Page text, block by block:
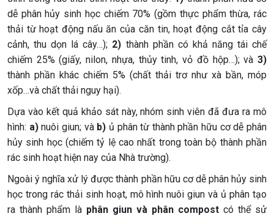
dễ phân hủy sinh học chiếm 70% (gồm thực phẩm thừa, rác
thải từ hoạt động nấu ăn của căn tin, hoạt động cắt tỉa cây
cảnh, thu dọn lá cây…); 2) thành phần có khả năng tái chế
chiếm 25% (giấy, nilon, nhựa, thủy tinh, vỏ đồ hộp…); và 3)
thành phần khác chiếm 5% (chất thải trơ như xà bần, móp
xốp…và chất thải nguy hại).
Dựa vào kết quả khảo sát này, nhóm sinh viên đã đưa ra mô
hình: a)nuôi giun; và b) ủ phân từ thành phần hữu cơ dễ phân
hủy sinh học (chiếm tỷ lệ cao nhất trong toàn bộ thành phần
rác sinh hoạt hiện nay của Nhà trường).
Ngoài ý nghĩa xử lý được thành phần hữu cơ dễ phân hủy sinh
học trong rác thải sinh hoạt, mô hình nuôi giun và ủ phân tạo
ra thành phẩm là phân giun và phân compost có thể sử